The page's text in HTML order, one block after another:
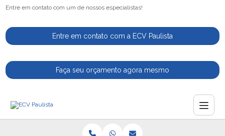
Entre em contato com um de nossos especialistas!
Entre em contato com a ECV Paulista
Faça seu orçamento agora mesmo